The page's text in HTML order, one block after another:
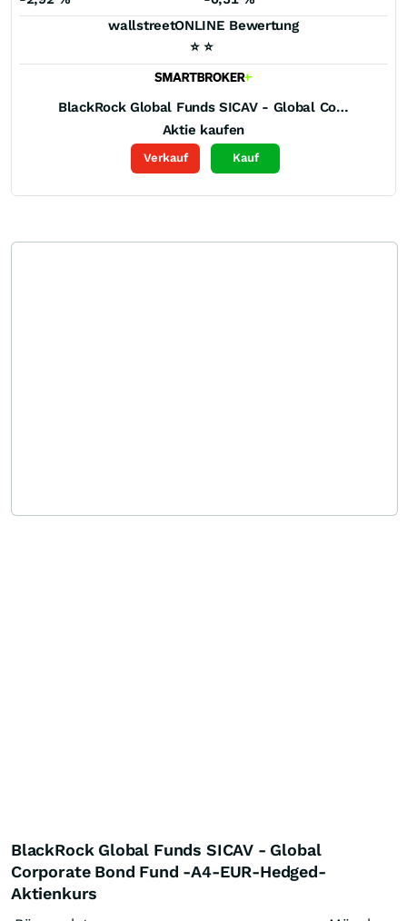
wallstreetONLINE Bewertung
⭐ ⭐
BlackRock Global Funds SICAV - Global Corporate Bond Fund -A4-EUR-Hedged-
Aktie kaufen
Verkauf Kauf
BlackRock Global Funds SICAV - Global
Corporate Bond Fund -A4-EUR-Hedged-
Aktienkurs